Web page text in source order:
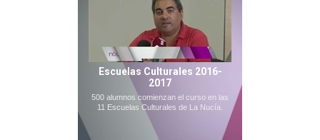
Escuelas Culturales 2016-
2017
500 alumnos comienzan el curso en las
11 Escuelas Culturales de La Nucía.